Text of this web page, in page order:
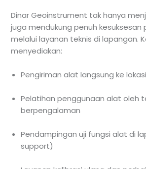
Dinar Geoinstrument tak hanya
juga mendukung penuh kesuksesan
melalui layanan teknis di lapangan.
menyediakan:
Pengiriman alat langsung ke
Pelatihan penggunaan alat oleh
berpengalaman
Pendampingan uji fungsi alat di
support)